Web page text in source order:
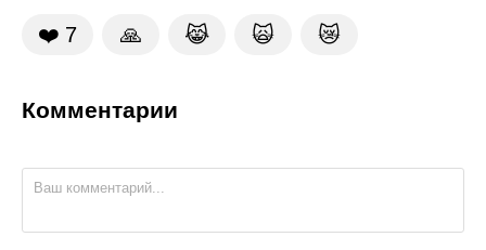
❤️ 7 🙏 😹 🙀 😿
Комментарии